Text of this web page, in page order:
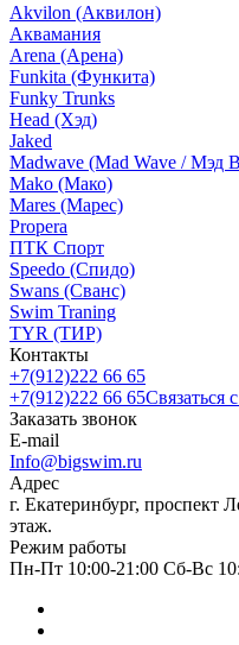
Akvilon (Аквилон)
Аквамания
Arena (Арена)
Funkita (Функита)
Funky Trunks
Head (Хэд)
Jaked
Madwave (Mad Wave / Мэд
Mako (Мако)
Mares (Марес)
Propera
ПТК Спорт
Speedo (Спидо)
Swans (Сванс)
Swim Traning
TYR (ТИР)
Контакты
+7(912)222 66 65
+7(912)222 66 65Связаться
Заказать звонок
E-mail
Info@bigswim.ru
Адрес
г. Екатеринбург,
этаж.
Режим работы
Пн-Пт 10:00-21:00 Сб-Вс